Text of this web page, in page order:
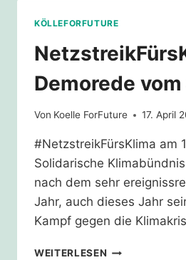
KÖLLEFORFUTURE
Demorede vom
Von Koelle ForFuture 17. April
#NetzstreikFürsKlima am
Solidarische
nach dem sehr
Jahr, auch dieses Jahr
Kampf gegen die
WEITERLESEN